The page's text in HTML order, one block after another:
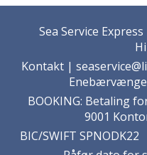
Sea Service
Kontakt |
BOOKING: Betaling
9001
BIC/SWIFT